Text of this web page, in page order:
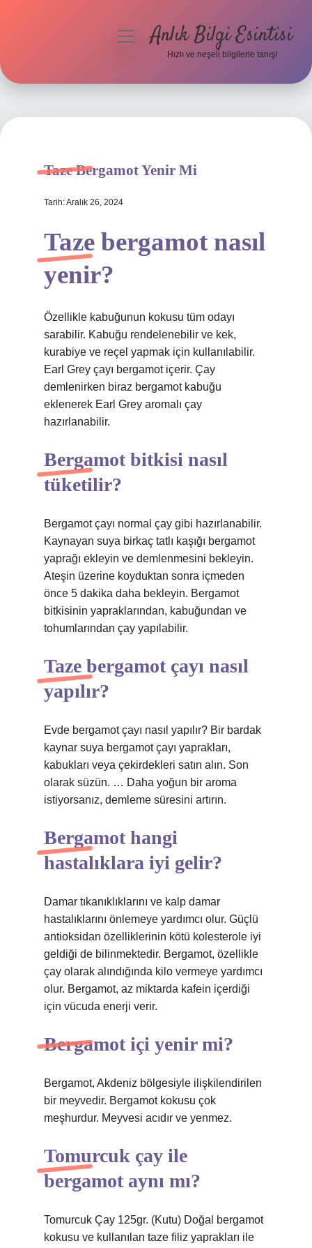
Hakkımızda
menüyüAnlık Bilgi Esintisi
Hızlı ve neşeli bilgilerle tanış!
Taze Bergamot Yenir Mi
Tarih: Aralık 26, 2024
Taze bergamot nasıl
yenir?
Özellikle kabuğunun kokusu tüm odayı
sarabilir. Kabuğu rendelenebilir ve kek,
kurabiye ve reçel yapmak için kullanılabilir.
Earl Grey çayı bergamot içerir. Çay
demlenirken biraz bergamot kabuğu
eklenerek Earl Grey aromalı çay
hazırlanabilir.
Bergamot bitkisi nasıl
tüketilir?
Bergamot çayı normal çay gibi hazırlanabilir.
Kaynayan suya birkaç tatlı kaşığı bergamot
yaprağı ekleyin ve demlenmesini bekleyin.
Ateşin üzerine koyduktan sonra içmeden
önce 5 dakika daha bekleyin. Bergamot
bitkisinin yapraklarından, kabuğundan ve
tohumlarından çay yapılabilir.
Taze bergamot çayı nasıl
yapılır?
Evde bergamot çayı nasıl yapılır? Bir bardak
kaynar suya bergamot çayı yaprakları,
kabukları veya çekirdekleri satın alın. Son
olarak süzün. … Daha yoğun bir aroma
istiyorsanız, demleme süresini artırın.
Bergamot hangi
hastalıklara iyi gelir?
Damar tıkanıklıklarını ve kalp damar
hastalıklarını önlemeye yardımcı olur. Güçlü
antioksidan özelliklerinin kötü kolesterole iyi
geldiği de bilinmektedir. Bergamot, özellikle
çay olarak alındığında kilo vermeye yardımcı
olur. Bergamot, az miktarda kafein içerdiği
için vücuda enerji verir.
Bergamot içi yenir mi?
Bergamot, Akdeniz bölgesiyle ilişkilendirilen
bir meyvedir. Bergamot kokusu çok
meşhurdur. Meyvesi acıdır ve yenmez.
Tomurcuk çay ile
bergamot aynı mı?
Tomurcuk Çay 125gr. (Kutu) Doğal bergamot
kokusu ve kullanılan taze filiz yaprakları ile